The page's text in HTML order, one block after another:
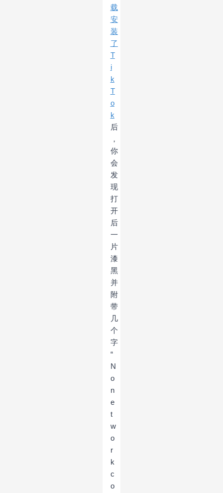
载
安
装
了
T
i
k
T
o
k
后
，
你
会
发
现
打
开
后
一
片
漆
黑
并
附
带
几
个
字
“
N
o
n
e
t
w
o
r
k
c
o